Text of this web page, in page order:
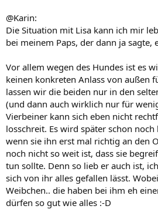
@Karin:
Die Situation mit Lisa kann ich mir
bei meinem Paps, der dann ja sagte,
Vor allem wegen des Hundes ist es
keinen konkreten Anlass von außen
lassen wir die beiden nur in den
(und dann auch wirklich nur für
Vierbeiner kann sich eben nicht
losschreit. Es wird später schon
wenn sie ihn erst mal richtig an den
noch nicht so weit ist, dass sie
tun sollte. Denn so lieb er auch ist,
sich von ihr alles gefallen lässt.
Weibchen.. die haben bei ihm eh
dürfen so gut wie alles :-D